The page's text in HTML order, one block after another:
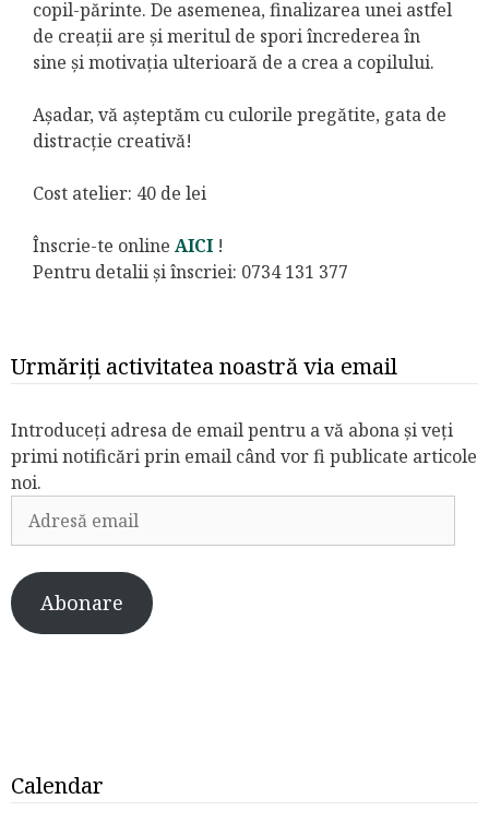
copil-părinte. De asemenea, finalizarea unei astfel
de creații are și meritul de spori încrederea în
sine și motivația ulterioară de a crea a copilului.
Așadar, vă așteptăm cu culorile pregătite, gata de
distracție creativă!
Cost atelier: 40 de lei
Înscrie-te online AICI !
Pentru detalii și înscriei: 0734 131 377
Urmăriți activitatea noastră via email
Introduceți adresa de email pentru a vă abona și veți
primi notificări prin email când vor fi publicate articole
noi.
Adresă
email
Abonare
Calendar